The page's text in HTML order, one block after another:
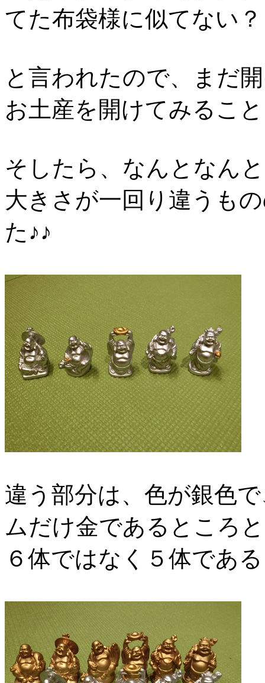
てた布袋様に似てない
と言われたので、まだ
お土産を開けてみるこ
そしたら、なんとなん
大きさが一回り違うも
た♪♪
違う部分は、色が銀色
ムだけ金であるところ
６体ではなく５体であ